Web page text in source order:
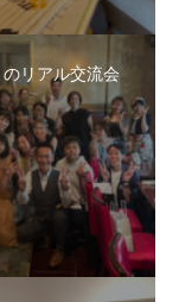
リアル交流会